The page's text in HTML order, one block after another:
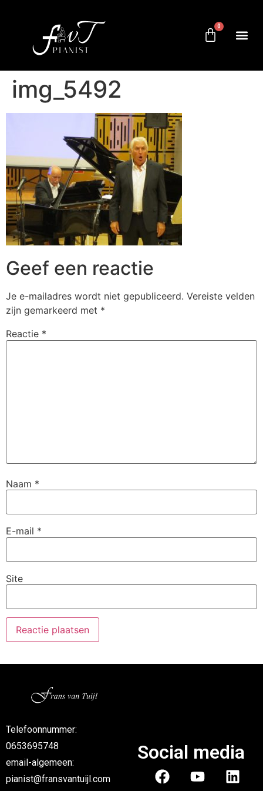
0
img_5492
Geef een reactie
Je e-mailadres wordt niet gepubliceerd. Vereiste velden
zijn gemarkeerd met *
Reactie *
Naam *
E-mail *
Site
Telefoonnummer:
0653695748
email-algemeen:
pianist@fransvantuijl.com
Social media